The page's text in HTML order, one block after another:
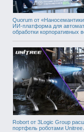
Quorum от
ИИ-платформа для
обработки корпоративных
Robort от 3Logic Group
портфель роботами Unitree